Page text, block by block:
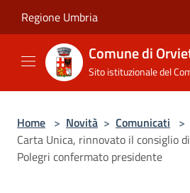
Regione Umbria
Comune di
Sito istituzionale del
Home > Novità > Comunicati >
Carta Unica, rinnovato il consiglio
Polegri confermato presidente